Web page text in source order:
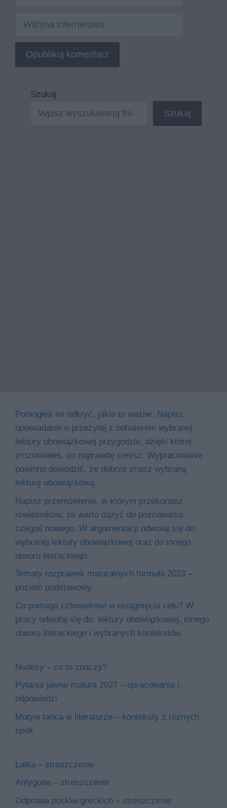
Witryna
Szukaj
Szukaj
Pomogłeś mi odkryć, jakie to ważne. Napisz
opowiadanie o przeżytej z bohaterem wybranej
lektury obowiązkowej przygodzie, dzięki której
zrozumiałeś, co naprawdę cenisz. Wypracowanie
powinno dowodzić, że dobrze znasz wybraną
lekturę obowiązkową.
Napisz przemówienie, w którym przekonasz
rówieśników, że warto dążyć do poznawania
czegoś nowego. W argumentacji odwołaj się do
wybranej lektury obowiązkowej oraz do innego
utworu literackiego.
Tematy rozprawek maturalnych formuła 2023 –
poziom podstawowy
Co pomaga człowiekowi w osiągnięciu celu? W
pracy odwołaj się do: lektury obowiązkowej, innego
utworu literackiego i wybranych kontekstów.
Nudesy – co to znaczy?
Pytania jawne matura 2027 – opracowania i
odpowiedzi
Motyw tańca w literaturze – konteksty z różnych
epok
Lalka – streszczenie
Antygona – streszczenie
Odprawa posłów greckich – streszczenie